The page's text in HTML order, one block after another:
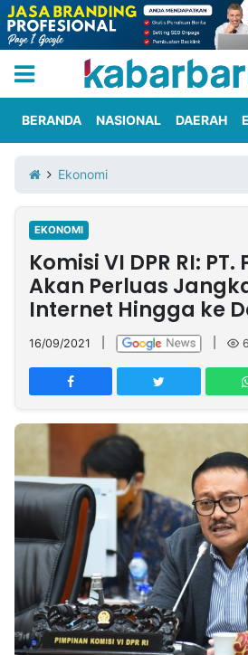
Iklan
Berita
Kami
Nasional
International
Olahraga
Entertainment
Daerah
Pariwisata
Kuliner
Kolom
Network
PT
TREETAN
INDONESIA
Partner
Insight
NTB
Suara
Time
Lens
IDN
Daily
Jogja
Jalan
Rakyat
Idealita
News
Kita
Notice
Dinamikapost.com
Radar
Baru
Seedbacklink
Follow
Kabarbaru
BERANDA NASIONAL DAERAH
Ekonomi
EKONOMI
Komisi VI DPR RI: PT.
Akan Perluas
Internet Hingga ke
16/09/2021 6